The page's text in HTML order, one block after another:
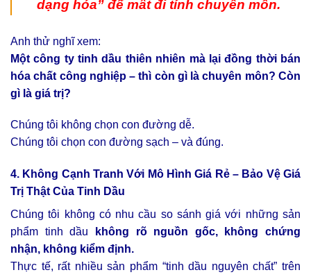
dạng hóa” để mất đi tính chuyên môn.
Anh thử nghĩ xem:
Một công ty tinh dầu thiên nhiên mà lại đồng thời bán
hóa chất công nghiệp – thì còn gì là chuyên môn? Còn
gì là giá trị?
Chúng tôi không chọn con đường dễ.
Chúng tôi chọn con đường sạch – và đúng.
4. Không Cạnh Tranh Với Mô Hình Giá Rẻ – Bảo Vệ Giá
Trị Thật Của Tinh Dầu
Chúng tôi không có nhu cầu so sánh giá với những sản
phẩm tinh dầu
không rõ nguồn gốc, không chứng
nhận, không kiểm định.
Thực tế, rất nhiều sản phẩm “tinh dầu nguyên chất” trên